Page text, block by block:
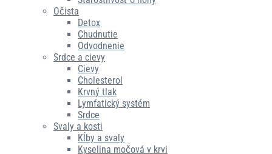
Očista
Detox
Chudnutie
Odvodnenie
Srdce a cievy
Cievy
Cholesterol
Krvný tlak
Lymfatický systém
Srdce
Svaly a kosti
Kĺby a svaly
Kyselina močová v krvi